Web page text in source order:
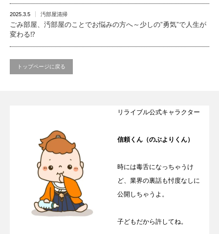
2025.3.5 汚部屋清掃
ごみ部屋、汚部屋のことでお悩みの方へ～少しの”勇気”で人生が
変わる⁉
トップページに戻る
リライブル公式キャラクター
信頼くん（のぶよりくん）
時には毒舌になっちゃうけ
ど、業界の裏話も忖度なしに
公開しちゃうよ。
子どもだから許してね。